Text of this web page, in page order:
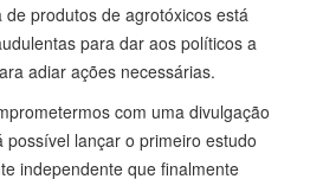
produtos de agrotóxicos está
para dar aos políticos a
adiar ações necessárias.
com uma divulgação
lançar o primeiro estudo
independente que finalmente